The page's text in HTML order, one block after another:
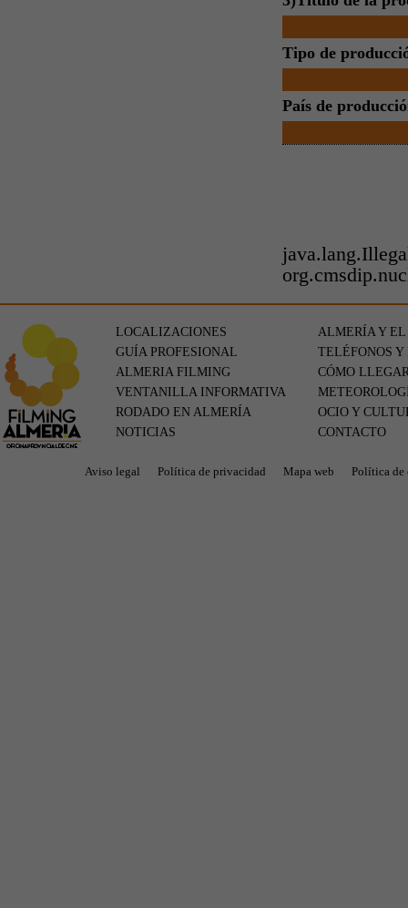
Tipo de
País de
LOCALIZACIONES
GUÍA PROFESIONAL
ALMERIA FILMING
VENTANILLA INFORMATIVA
RODADO EN ALMERÍA
NOTICIAS
ALMERÍA Y EL
TELÉFONOS Y
CÓMO
OCIO Y
CONTACTO
Aviso legal Política de privacidad Mapa web Política de